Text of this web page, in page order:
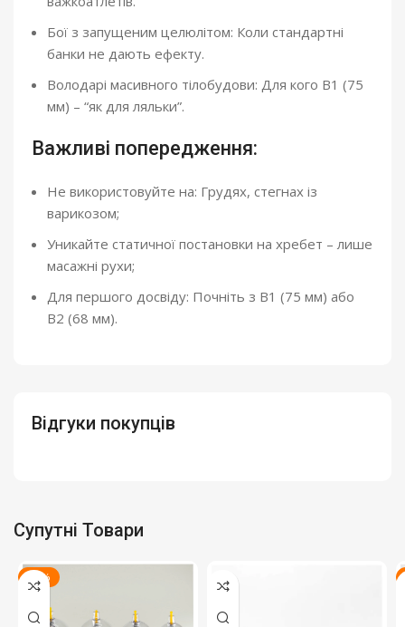
Бої з запущеним целюлітом: Коли стандартні
банки не дають ефекту.
Володарі масивного тілобудови: Для кого B1 (75
мм) – “як для ляльки”.
Важливі попередження:
Не використовуйте на: Грудях, стегнах із
варикозом;
Уникайте статичної постановки на хребет – лише
масажні рухи;
Для першого досвіду: Почніть з B1 (75 мм) або
B2 (68 мм).
Відгуки покупців
Супутні Товари
-14%